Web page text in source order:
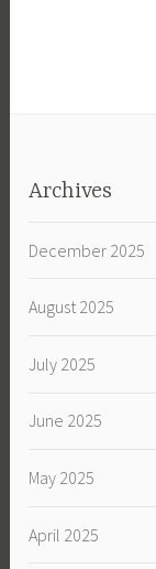
Archives
December 2025
August 2025
July 2025
June 2025
May 2025
April 2025